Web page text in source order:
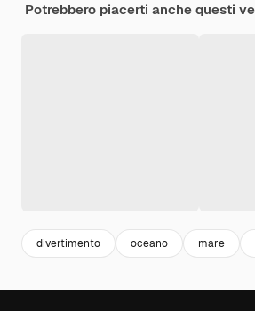
Potrebbero piacerti anche questi
divertimento oceano mare